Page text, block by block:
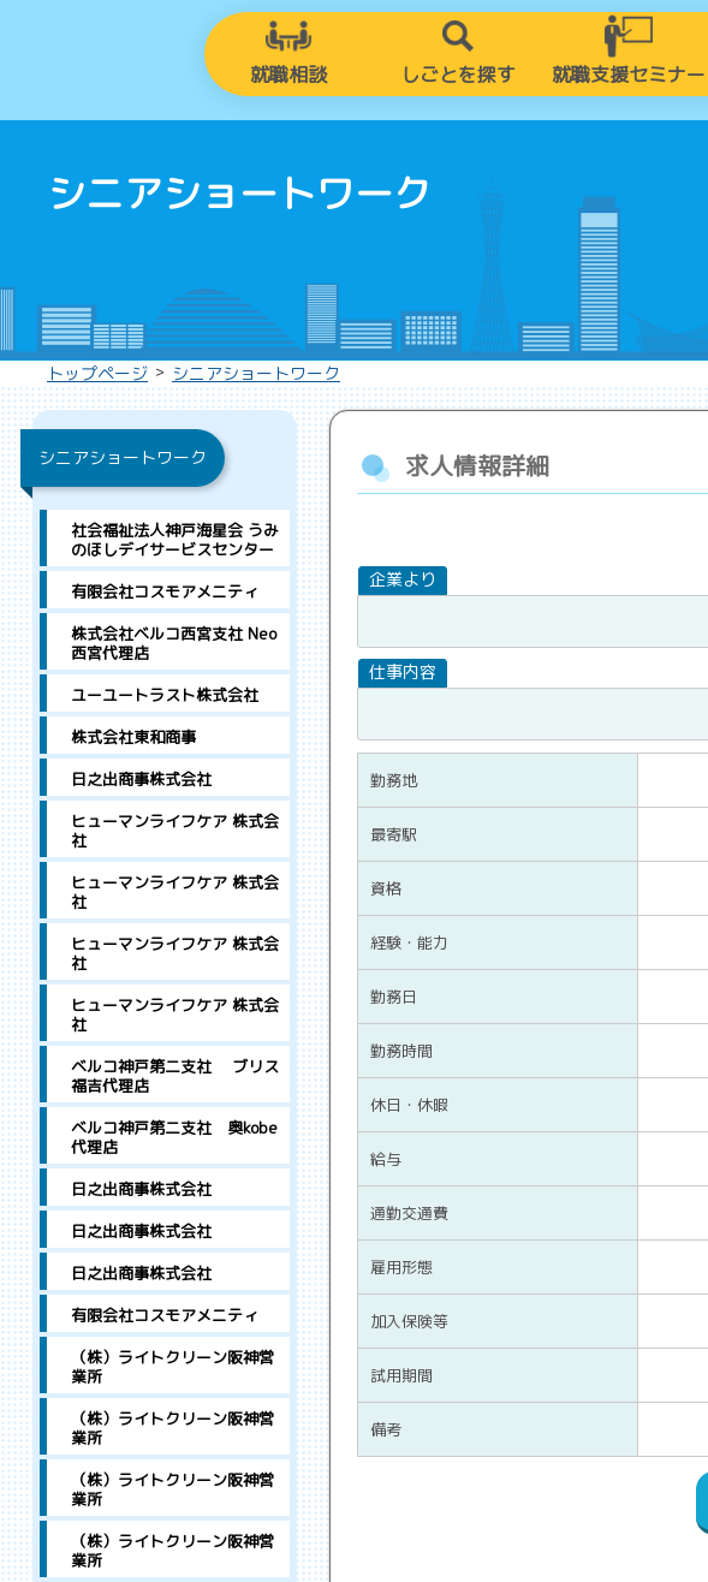
就職相談 しごとを探す 就職支援セミナー
シニアショートワーク
トップページ > シニアショートワーク
求人情報詳細
勤務地
最寄駅
資格
経験・能力
勤務日
勤務時間
休日・休暇
給与
通勤交通費
雇用形態
加入保険等
試用期間
備考
シニアショートワーク
社会福祉法人神戸海星会 うみ
のほしデイサービスセンター
有限会社コスモアメニティ
株式会社ベルコ西宮支社 Neo
西宮代理店
ユーユートラスト株式会社
株式会社東和商事
日之出商事株式会社
ヒューマンライフケア 株式会
社
ヒューマンライフケア 株式会
社
ヒューマンライフケア 株式会
社
ヒューマンライフケア 株式会
社
ベルコ神戸第二支社 ブリス
福吉代理店
ベルコ神戸第二支社 奥kobe
代理店
日之出商事株式会社
日之出商事株式会社
日之出商事株式会社
有限会社コスモアメニティ
（株）ライトクリーン阪神営
業所
（株）ライトクリーン阪神営
業所
（株）ライトクリーン阪神営
業所
（株）ライトクリーン阪神営
業所